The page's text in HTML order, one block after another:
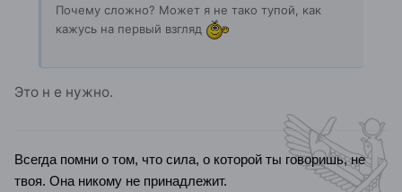
Почему сложно? Может я не тако тупой, как
кажусь на первый взгляд
Это н е нужно.
Всегда помни о том, что сила, о которой ты говоришь, не
твоя. Она никому не принадлежит.